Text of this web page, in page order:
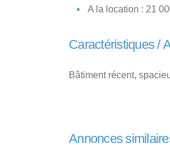
A la location : 21
Caractéristiques /
Bâtiment récent,
Annonces